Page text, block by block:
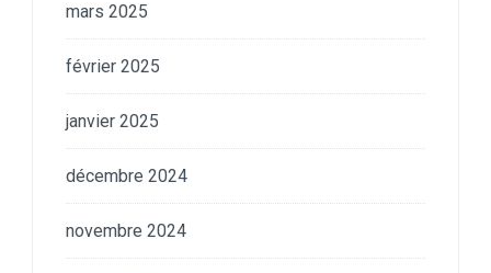
mars 2025
février 2025
janvier 2025
décembre 2024
novembre 2024